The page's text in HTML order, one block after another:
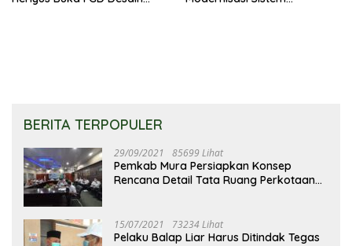
BERITA TERPOPULER
29/09/2021 85699 Lihat
Pemkab Mura Persiapkan Konsep
Rencana Detail Tata Ruang Perkotaan
15/07/2021 73234 Lihat
Pelaku Balap Liar Harus Ditindak Tegas